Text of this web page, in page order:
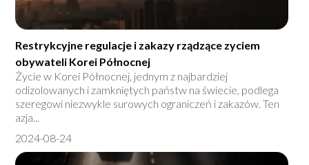
Restrykcyjne regulacje i zakazy rządzące zyciem
obywateli Korei Północnej
Życie w Korei Północnej, jednym z najbardziej
odizolowanych i zamkniętych państw na świecie, podlega
szeregowi niezwykle surowych ograniczeń i zakazów. Ten
azja...
2024-08-24